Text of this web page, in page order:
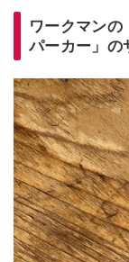
ワークマンの
パーカー」の